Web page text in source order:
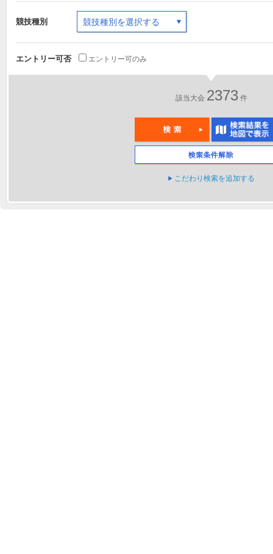
競技種別 競技種別を選択する
エントリー可否 エントリー可のみ
該当大会 2373件
こだわり検索を追加する